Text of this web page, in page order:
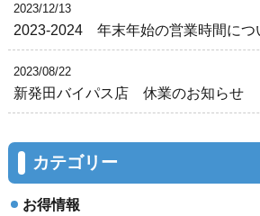
2023/12/13
2023-2024 年末年始の営業時間につ
2023/08/22
新発田バイパス店 休業のお知らせ
カテゴリー
お得情報